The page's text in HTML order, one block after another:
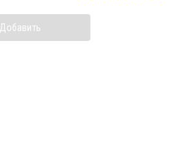
Добавить